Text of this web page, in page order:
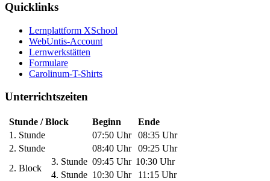
Quicklinks
Lernplattform XSchool
WebUntis-Account
Lernwerkstätten
Formulare
Carolinum-T-Shirts
Unterrichtszeiten
Stunde / Block Beginn
Ende
1. Stunde
07:50 Uhr
08:35 Uhr
2. Stunde
08:40 Uhr
09:25 Uhr
2. Block
3. Stunde 09:45 Uhr 10:30 Uhr
4. Stunde 10:30 Uhr
11:15 Uhr